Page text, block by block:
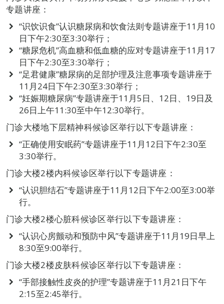
专题讲座：
“识饮识食”认识糖尿病和饮食法则专题讲座于11月10
日下午2:30至3:30举行；
“糖尿危机”高血糖和低血糖的应对专题讲座于11月17
日下午2:30至3:30举行；
“足君健康”糖尿病的足部护理及注意事项专题讲座于
11月24日下午2:30至3:30举行；
“妊娠期糖尿病”专题讲座于11月5日、12日、19日及
26日上午11:30至中午12:30举行。
门诊大楼地下层精神科候诊区举行以下专题讲座：
“正确使用安眠药”专题讲座于11月12日下午2:30至
3:30举行。
门诊大楼2楼内科候诊区举行以下专题讲座：
“认识胆结石”专题讲座于11月12日下午2:00至3:00举
行。
门诊大楼2楼心脏科候诊区举行以下专题讲座：
“认识心房颤动和预防中风”专题讲座于11月19日早上
8:30至9:00举行。
门诊大楼2楼皮肤科候诊区举行以下专题讲座：
“手部接触性皮炎的护理”专题讲座于11月21日下午
2:15至2:45举行。